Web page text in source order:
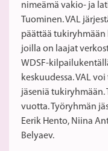
nimeämä vakio- ja
Tuominen. VAL
päättää
joilla on laajat
WDSF-
keskuudessa. VAL
jäseniä
vuotta. Työryhmän
Eerik Hento, Niina
Belyaev.